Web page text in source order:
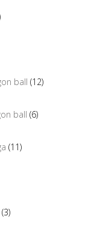
ball (12)
ball (6)
(11)
(3)